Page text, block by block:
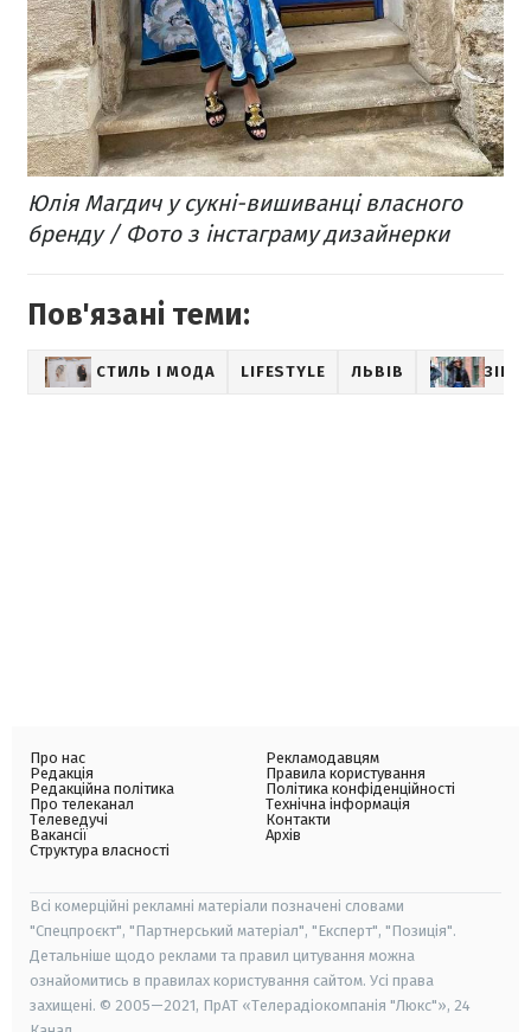
Юлія Магдич у сукні-вишиванці власного
бренду / Фото з інстаграму дизайнерки
Пов'язані теми:
СТИЛЬ І МОДА LIFESTYLE ЛЬВІВ
Про нас
Редакція
Редакційна політика
Про телеканал
Телеведучі
Вакансії
Структура власності
Рекламодавцям
Правила користування
Політика конфіденційності
Технічна інформація
Контакти
Архів
Всі комерційні рекламні матеріали позначені словами
"Спецпроєкт", "Партнерський матеріал", "Експерт", "Позиція".
Детальніше щодо реклами та правил цитування можна
ознайомитись в правилах користування сайтом. Усі права
захищені. © 2005—2021, ПрАТ «Телерадіокомпанія "Люкс"», 24